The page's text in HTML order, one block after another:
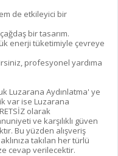
de etkileyici bir
bir tasarım.
enerji tüketimiyle çevreye
profesyonel yardıma
Luzarana Aydınlatma' ye
var ise Luzarana
olarak
ve karşılıklı güven
Bu yüzden alışveriş
takılan her türlü
cevap verilecektir.